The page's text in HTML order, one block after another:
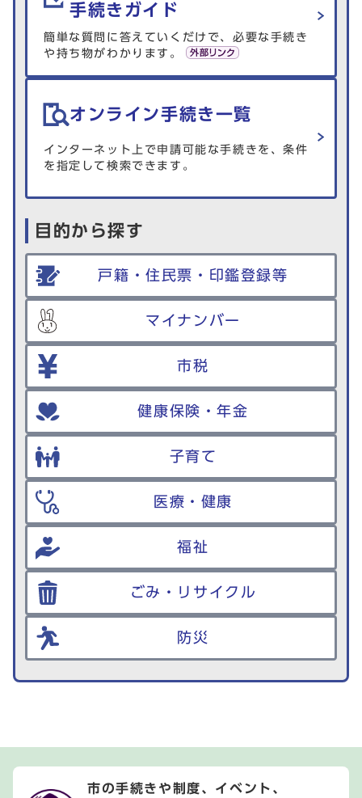
手続きガイド
簡単な質問に答えていくだけで、必要な手続き
や持ち物がわかります。
オンライン手続き一覧
インターネット上で申請可能な手続きを、条件
を指定して検索できます。
目的から探す
戸籍・住民票・印鑑登録等
マイナンバー
市税
健康保険・年金
子育て
医療・健康
福祉
ごみ・リサイクル
防災
市の手続きや制度、イベント、